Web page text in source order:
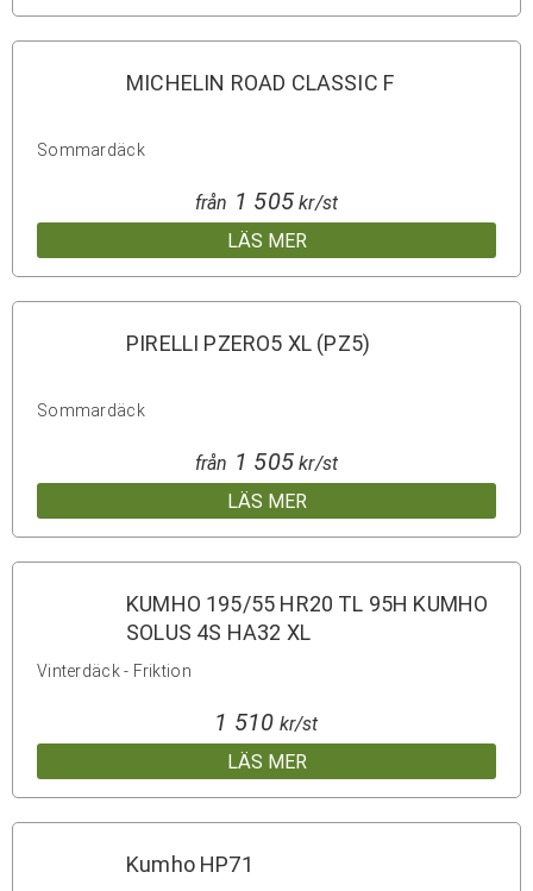
MICHELIN ROAD CLASSIC F
Sommardäck
LÄS MER
från 1 505kr/st
PIRELLI PZERO5 XL (PZ5)
Sommardäck
LÄS MER
från 1 505kr/st
KUMHO 195/55 HR20 TL 95H KUMHO
SOLUS 4S HA32 XL
Vinterdäck - Friktion
LÄS MER
1 510 kr/st
Kumho HP71